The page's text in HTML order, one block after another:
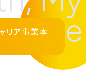
リア事業本